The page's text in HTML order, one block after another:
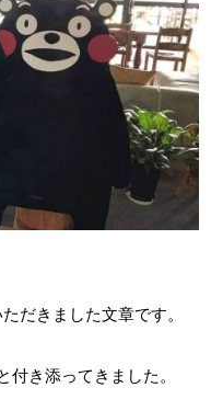
だきました文章です。
付き添ってきました。